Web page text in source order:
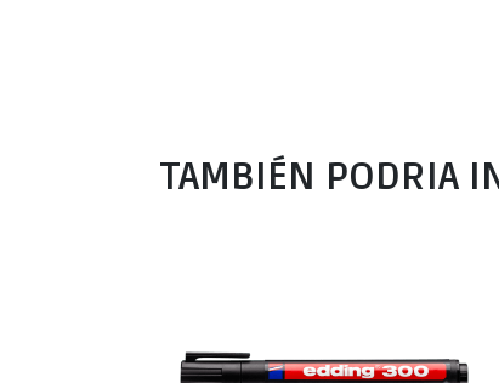
TAMBIÉN PODRIA